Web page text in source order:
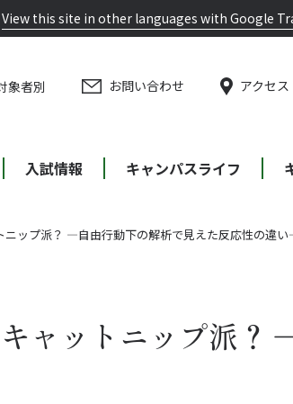
View this site in other languages with Google
象者別 お問い合わせ アクセス
入試情報 キャンパスライフ
ニップ派？ ―自由行動下の解析で見えた反応性の違
ャットニップ派？